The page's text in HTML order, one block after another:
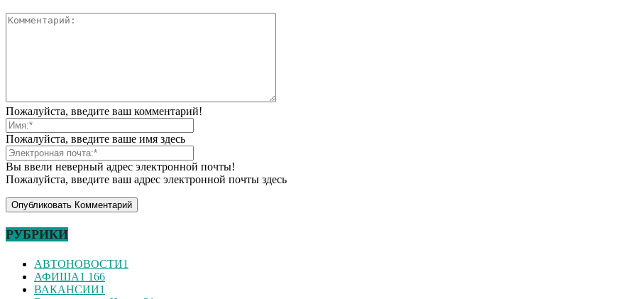
Пожалуйста, введите ваш комментарий!
Пожалуйста, введите ваше имя здесь
Вы ввели неверный адрес электронной почты!
Пожалуйста, введите ваш адрес электронной почты здесь
РУБРИКИ
АВТОНОВОСТИ1
АФИША1 166
ВАКАНСИИ1